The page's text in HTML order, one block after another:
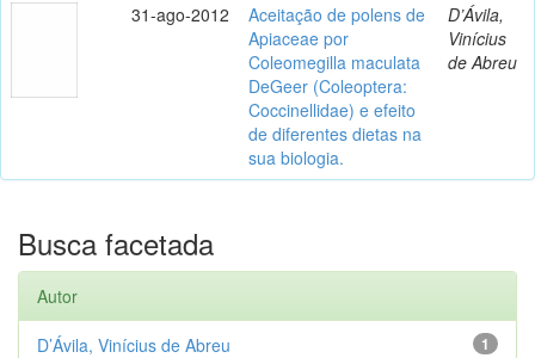
31-ago-2012
Aceitação de polens de
Apiaceae por
Coleomegilla maculata
DeGeer (Coleoptera:
Coccinellidae) e efeito
de diferentes dietas na
sua biologia.
D’Ávila,
Vinícius
de Abreu
Busca facetada
Autor
1
D’Ávila, Vinícius de Abreu